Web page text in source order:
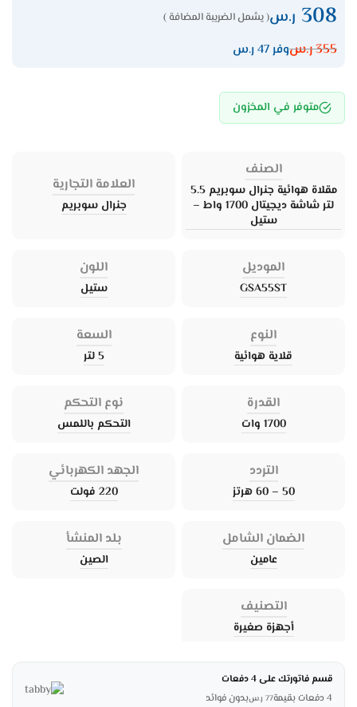
308 ر.س( يشمل الضريبة المضافة )
355ر.سوفر 47 ر.س
متوفر في المخزون
الصنف
مقلاة هوائية جنرال سوبريم 5.5
لتر شاشة ديجيتال 1700 واط –
ستيل
العلامة التجارية
جنرال سوبريم
الموديل
GSA55ST
اللون
ستيل
النوع
قلاية هوائية
السعة
5 لتر
القدرة
1700 وات
نوع التحكم
التحكم باللمس
التردد
50 – 60 هرتز
الجهد الكهربائي
220 فولت
الضمان الشامل
عامين
بلد المنشأ
الصين
التصنيف
أجهزة صغيرة
قسم فاتورتك على 4 دفعات
4 دفعات بقيمة
77 ر.سبدون فوائد